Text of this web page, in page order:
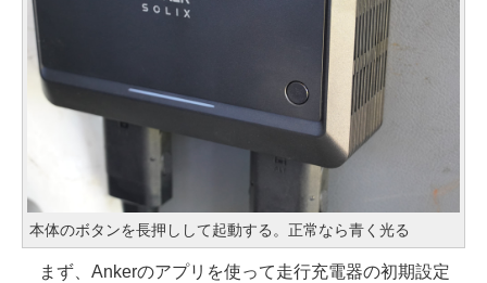
本体のボタンを長押しして起動する。正常なら青く光る
まず、Ankerのアプリを使って走行充電器の初期設定